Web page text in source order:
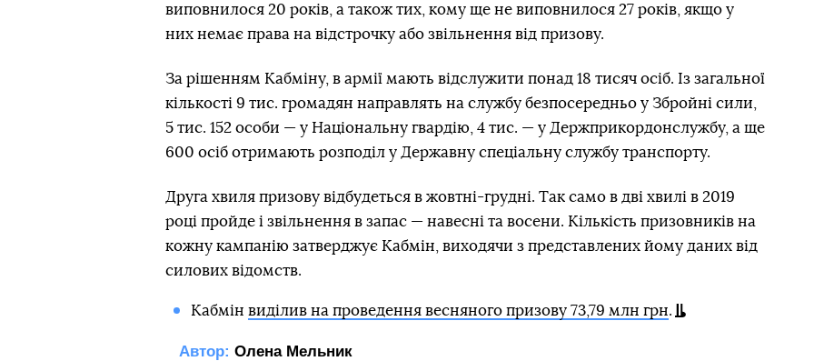
виповнилося 20 років, а також тих, кому ще не виповнилося 27 років, якщо у
них немає права на відстрочку або звільнення від призову.
За рішенням Кабміну, в армії мають відслужити понад 18 тисяч осіб. Із загальної
кількості 9 тис. громадян направлять на службу безпосередньо у Збройні сили,
5 тис. 152 особи — у Національну гвардію, 4 тис. — у Держприкордонслужбу, а ще
600 осіб отримають розподіл у Державну спеціальну службу транспорту.
Друга хвиля призову відбудеться в жовтні-грудні. Так само в дві хвилі в 2019
році пройде і звільнення в запас — навесні та восени. Кількість призовників на
кожну кампанію затверджує Кабмін, виходячи з представлених йому даних від
силових відомств.
Кабмін виділив на проведення весняного призову 73,79 млн грн.
Автор: Олена Мельник